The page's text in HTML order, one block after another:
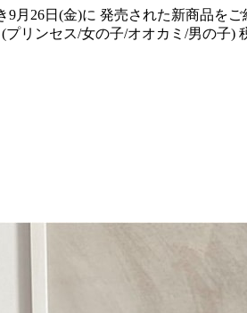
月26日(金)に 発売された新商品
ンセス/女の子/オオカミ/男の子)